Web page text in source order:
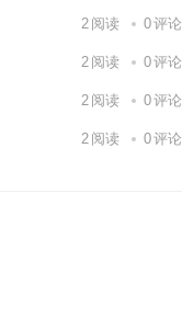
2 阅读 0评论
2 阅读 0评论
2 阅读 0评论
2 阅读 0评论